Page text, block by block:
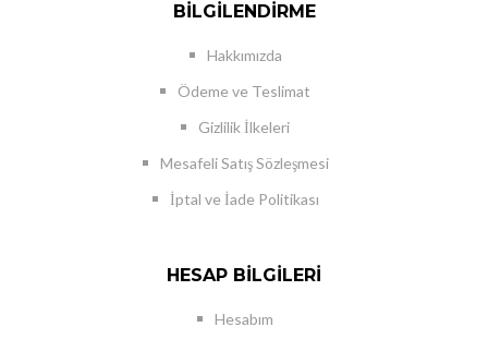
BILGILENDIRME
Hakkımızda
Ödeme ve Teslimat
Gizlilik İlkeleri
Mesafeli Satış Sözleşmesi
İptal ve İade Politikası
HESAP BILGILERI
Hesabım